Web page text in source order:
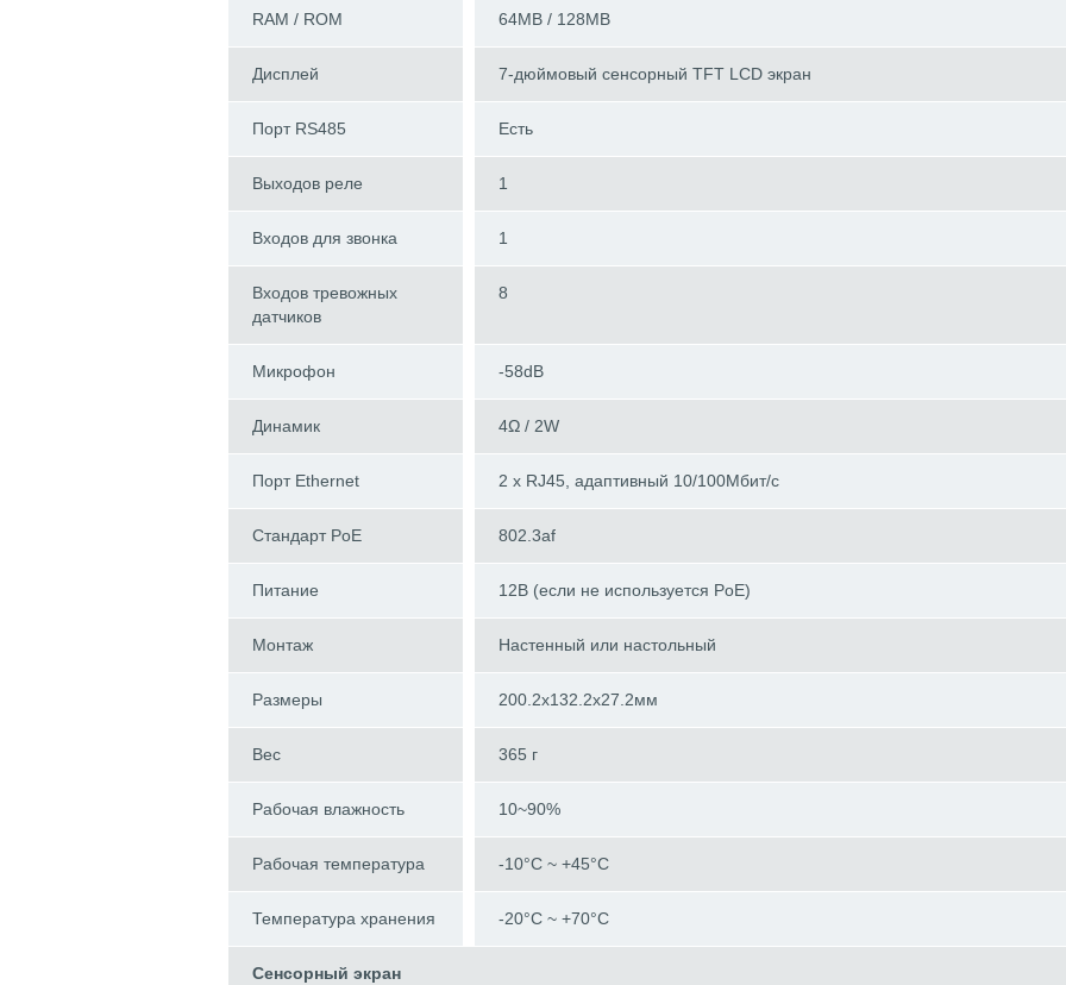
RAM / ROM 64MB / 128MB
Дисплей 7-дюймовый сенсорный TFT LCD экран
Порт RS485 Есть
Выходов реле 1
Входов для звонка 1
Входов тревожных
датчиков
8
Микрофон -58dB
Динамик 4Ω / 2W
Порт Ethernet 2 x RJ45, адаптивный 10/100Мбит/с
Стандарт PoE 802.3af
Питание 12В (если не используется PoE)
Монтаж Настенный или настольный
Размеры 200.2x132.2x27.2мм
Вес 365 г
Рабочая влажность 10~90%
Рабочая температура -10°C ~ +45°C
Температура хранения -20°C ~ +70°C
Сенсорный экран